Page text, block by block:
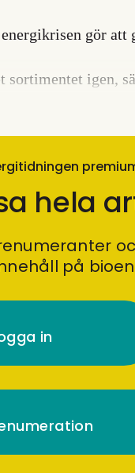
gör att
igen,
hela
på
in